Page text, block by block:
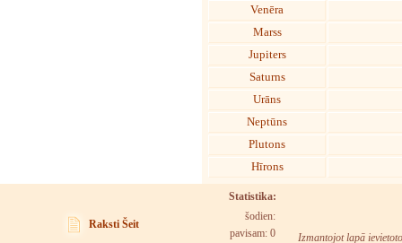
Venēra
Marss
Jupiters
Saturns
Urāns
Neptūns
Plutons
Hīrons
Raksti Šeit
Statistika:
šodien:
pavisam: 0
Izmantojot lapā